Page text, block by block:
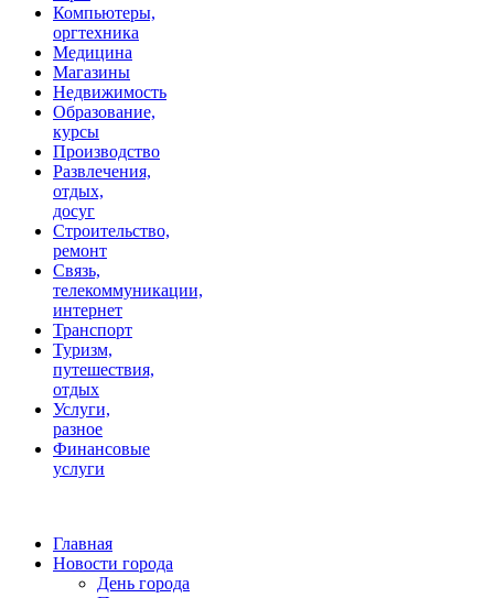
Компьютеры,
оргтехника
Медицина
Магазины
Недвижимость
Образование,
курсы
Производство
Развлечения,
отдых,
досуг
Строительство,
ремонт
Связь,
телекоммуникации,
интернет
Транспорт
Туризм,
путешествия,
отдых
Услуги,
разное
Финансовые
услуги
Главная
Новости города
День города